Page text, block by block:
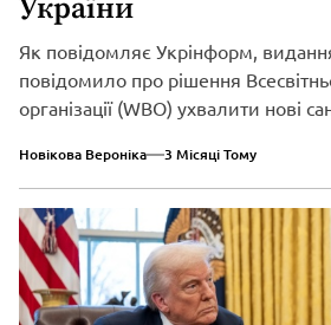
України
Як повідомляє Укрінформ,
повідомило про рішення
організації (WBO) ухвалити нові
Новікова Вероніка 3 Місяці Тому